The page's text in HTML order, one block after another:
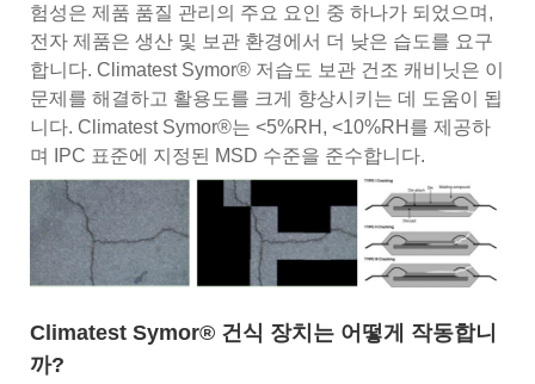
험성은 제품 품질 관리의 주요 요인 중 하나가 되었으며,
전자 제품은 생산 및 보관 환경에서 더 낮은 습도를 요구
합니다. Climatest Symor® 저습도 보관 건조 캐비닛은 이
문제를 해결하고 활용도를 크게 향상시키는 데 도움이 됩
니다. Climatest Symor®는 <5%RH, <10%RH를 제공하
며 IPC 표준에 지정된 MSD 수준을 준수합니다.
Climatest Symor® 건식 장치는 어떻게 작동합니
까?